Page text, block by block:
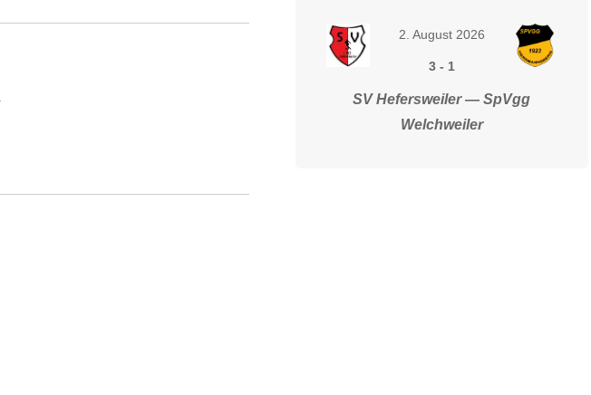
2. August 2026
3- 1
SV Hefersweiler — SpVgg
Welchweiler